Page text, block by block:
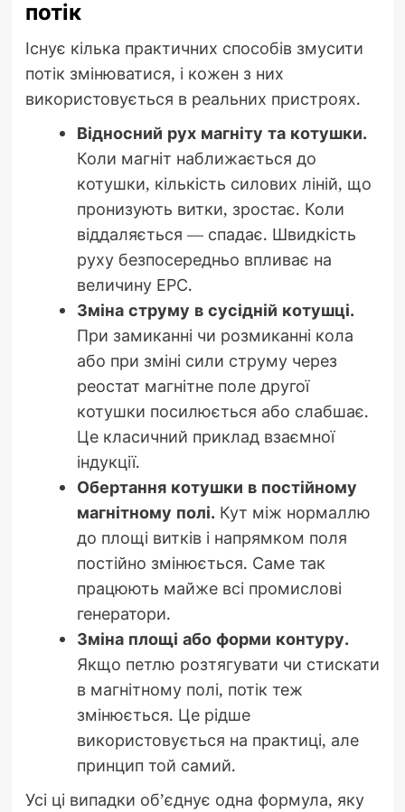
потік
Існує кілька практичних способів змусити
потік змінюватися, і кожен з них
використовується в реальних пристроях.
Відносний рух магніту та котушки.
Коли магніт наближається до
котушки, кількість силових ліній, що
пронизують витки, зростає. Коли
віддаляється — спадає. Швидкість
руху безпосередньо впливає на
величину ЕРС.
Зміна струму в сусідній котушці.
При замиканні чи розмиканні кола
або при зміні сили струму через
реостат магнітне поле другої
котушки посилюється або слабшає.
Це класичний приклад взаємної
індукції.
Обертання котушки в постійному
магнітному полі. Кут між нормаллю
до площі витків і напрямком поля
постійно змінюється. Саме так
працюють майже всі промислові
генератори.
Зміна площі або форми контуру.
Якщо петлю розтягувати чи стискати
в магнітному полі, потік теж
змінюється. Це рідше
використовується на практиці, але
принцип той самий.
Усі ці випадки об’єднує одна формула, яку